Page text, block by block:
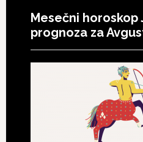
Mesečni
prognoza za